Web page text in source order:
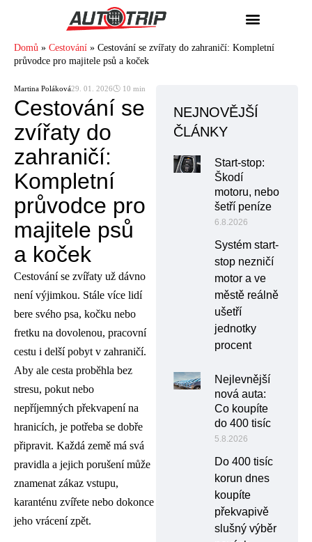
Domů » Cestování » Cestování se zvířaty do zahraničí: Kompletní
průvodce pro majitele psů a koček
Martina Poláková29. 01. 2026🕓 10 min
Cestování se
zvířaty do
zahraničí:
Kompletní
průvodce pro
majitele psů
a koček
Cestování se zvířaty už dávno
není výjimkou. Stále více lidí
bere svého psa, kočku nebo
fretku na dovolenou, pracovní
cestu i delší pobyt v zahraničí.
Aby ale cesta proběhla bez
stresu, pokut nebo
nepříjemných překvapení na
hranicích, je potřeba se dobře
připravit. Každá země má svá
pravidla a jejich porušení může
znamenat zákaz vstupu,
karanténu zvířete nebo dokonce
jeho vrácení zpět.
NEJNOVĚJŠÍ
ČLÁNKY
Start-stop:
Škodí
motoru, nebo
šetří peníze
6.8.2026
Systém start-
stop nezničí
motor a ve
městě reálně
ušetří
jednotky
procent
Nejlevnější
nová auta:
Co koupíte
do 400 tisíc
5.8.2026
Do 400 tisíc
korun dnes
koupíte
překvapivě
slušný výběr